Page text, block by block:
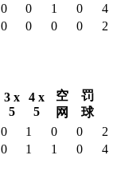
0 0 1 0
4
0 0 0 0 2
3 x
5
4 x
5
空
网
罚
球
0 1 0 0
2
0 1 1 0
4